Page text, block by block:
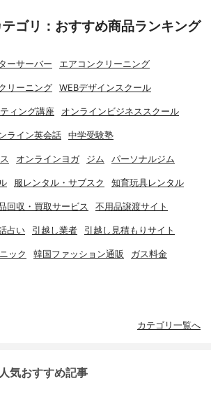
ゴリ：おすすめ商品ランキング
ーサーバー エアコンクリーニング
リーニング WEBデザインスクール
ィング講座 オンラインビジネススクール
ライン英会話 中学受験塾
オンラインヨガ ジム パーソナルジム
服レンタル・サブスク 知育玩具レンタル
回収・買取サービス 不用品譲渡サイト
占い 引越し業者 引越し見積もりサイト
ック 韓国ファッション通販 ガス料金
カテゴリ一覧へ
気おすすめ記事